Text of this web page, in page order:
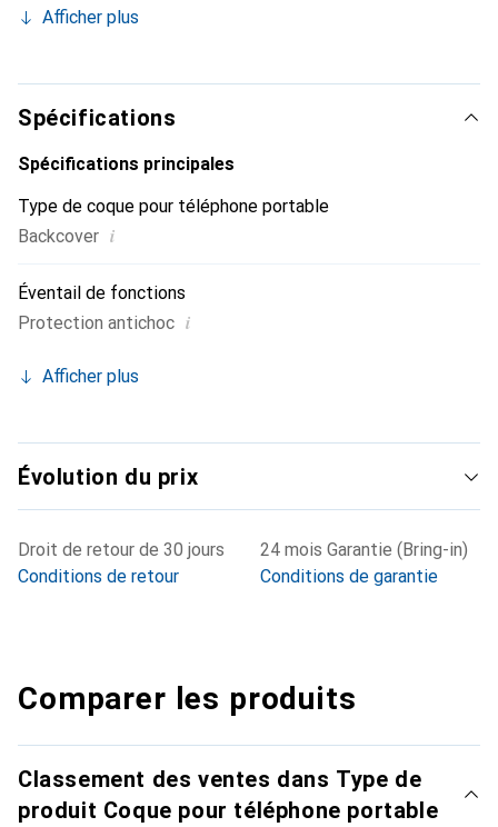
indispensable pour votre smartphone. Reconnaître
marque Noreve est un choix fiable pour une clientèle
exigeante.
Afficher plus
Spécifications
Spécifications principales
Type de coque pour téléphone portable
Backcover i
Éventail de fonctions
Protection antichoc i
Afficher plus
Évolution du prix
Droit de retour de 30 jours
Conditions de retour
24 mois Garantie (Bring-in)
Conditions de garantie
Comparer les produits
Classement des ventes dans Type de
produit Coque pour téléphone portable